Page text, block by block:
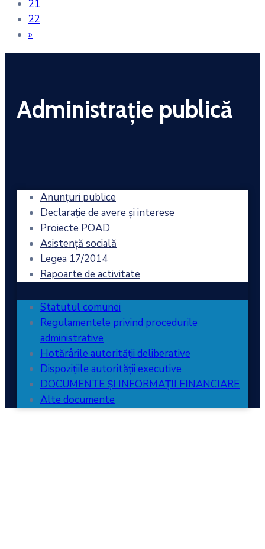
21
22
»
Administrație publică
Anunțuri publice
Declarație de avere și interese
Proiecte POAD
Asistență socială
Legea 17/2014
Rapoarte de activitate
Statutul comunei
Regulamentele privind procedurile
administrative
Hotărârile autorității deliberative
Dispozițiile autorității executive
DOCUMENTE ȘI INFORMAȚII FINANCIARE
Alte documente